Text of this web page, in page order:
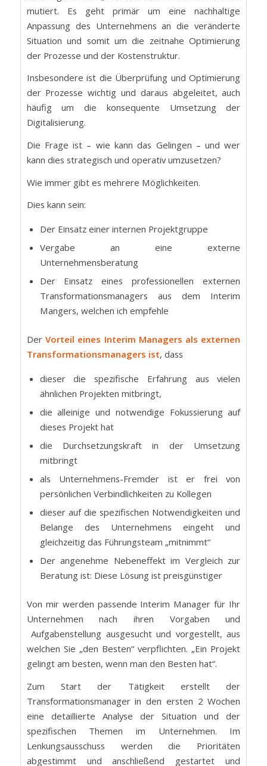
mutiert. Es geht primär um eine nachhaltige
Anpassung des Unternehmens an die veränderte
Situation und somit um die zeitnahe Optimierung
der Prozesse und der Kostenstruktur.
Insbesondere ist die Überprüfung und Optimierung
der Prozesse wichtig und daraus abgeleitet, auch
häufig um die konsequente Umsetzung der
Digitalisierung.
Die Frage ist – wie kann das Gelingen – und wer
kann dies strategisch und operativ umzusetzen?
Wie immer gibt es mehrere Möglichkeiten.
Dies kann sein:
Der Einsatz einer internen Projektgruppe
Vergabe an eine externe
Unternehmensberatung
Der Einsatz eines professionellen externen
Transformationsmanagers aus dem Interim
Mangers, welchen ich empfehle
Der Vorteil eines Interim Managers als externen
Transformationsmanagers ist, dass
dieser die spezifische Erfahrung aus vielen
ähnlichen Projekten mitbringt,
die alleinige und notwendige Fokussierung auf
dieses Projekt hat
die Durchsetzungskraft in der Umsetzung
mitbringt
als Unternehmens-Fremder ist er frei von
persönlichen Verbindlichkeiten zu Kollegen
dieser auf die spezifischen Notwendigkeiten und
Belange des Unternehmens eingeht und
gleichzeitig das Führungsteam „mitnimmt“
Der angenehme Nebeneffekt im Vergleich zur
Beratung ist: Diese Lösung ist preisgünstiger
Von mir werden passende Interim Manager für Ihr
Unternehmen nach ihren Vorgaben und
Aufgabenstellung ausgesucht und vorgestellt, aus
welchen Sie „den Besten“ verpflichten. „Ein Projekt
gelingt am besten, wenn man den Besten hat“.
Zum Start der Tätigkeit erstellt der
Transformationsmanager in den ersten 2 Wochen
eine detaillierte Analyse der Situation und der
spezifischen Themen im Unternehmen. Im
Lenkungsausschuss werden die Prioritäten
abgestimmt und anschließend gestartet und